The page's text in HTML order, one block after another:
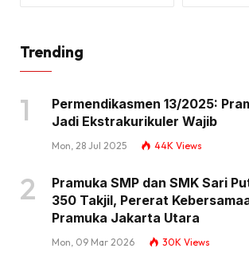
Trending
Permendikasmen 13/2025:
Jadi Ekstrakurikuler Wajib
Mon, 28 Jul 2025 44K Views
Pramuka SMP dan SMK Sari
350 Takjil, Pererat
Pramuka Jakarta Utara
Mon, 09 Mar 2026 30K Views